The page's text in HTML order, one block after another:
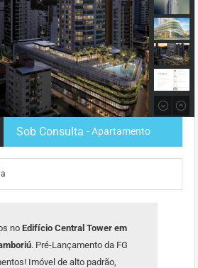
Sob Consulta - Apartamento
no Edifício Central Tower em
. Pré-Lançamento da FG
Imóvel de alto padrão,